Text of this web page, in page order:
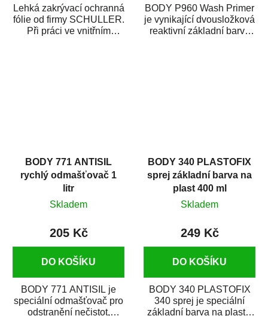
Lehká zakrývací ochranná
fólie od firmy SCHULLER.
Při práci ve vnitřním
BODY P960 Wash Primer
je vynikající dvousložková
reaktivní základní barva
BODY 771 ANTISIL
rychlý odmašťovač 1
litr
Skladem
205 Kč
DO KOŠÍKU
BODY 771 ANTISIL je
speciální odmašťovač pro
odstranění nečistot,
BODY 340 PLASTOFIX
sprej základní barva na
plast 400 ml
Skladem
249 Kč
DO KOŠÍKU
BODY 340 PLASTOFIX
340 sprej je speciální
základní barva na plasty,